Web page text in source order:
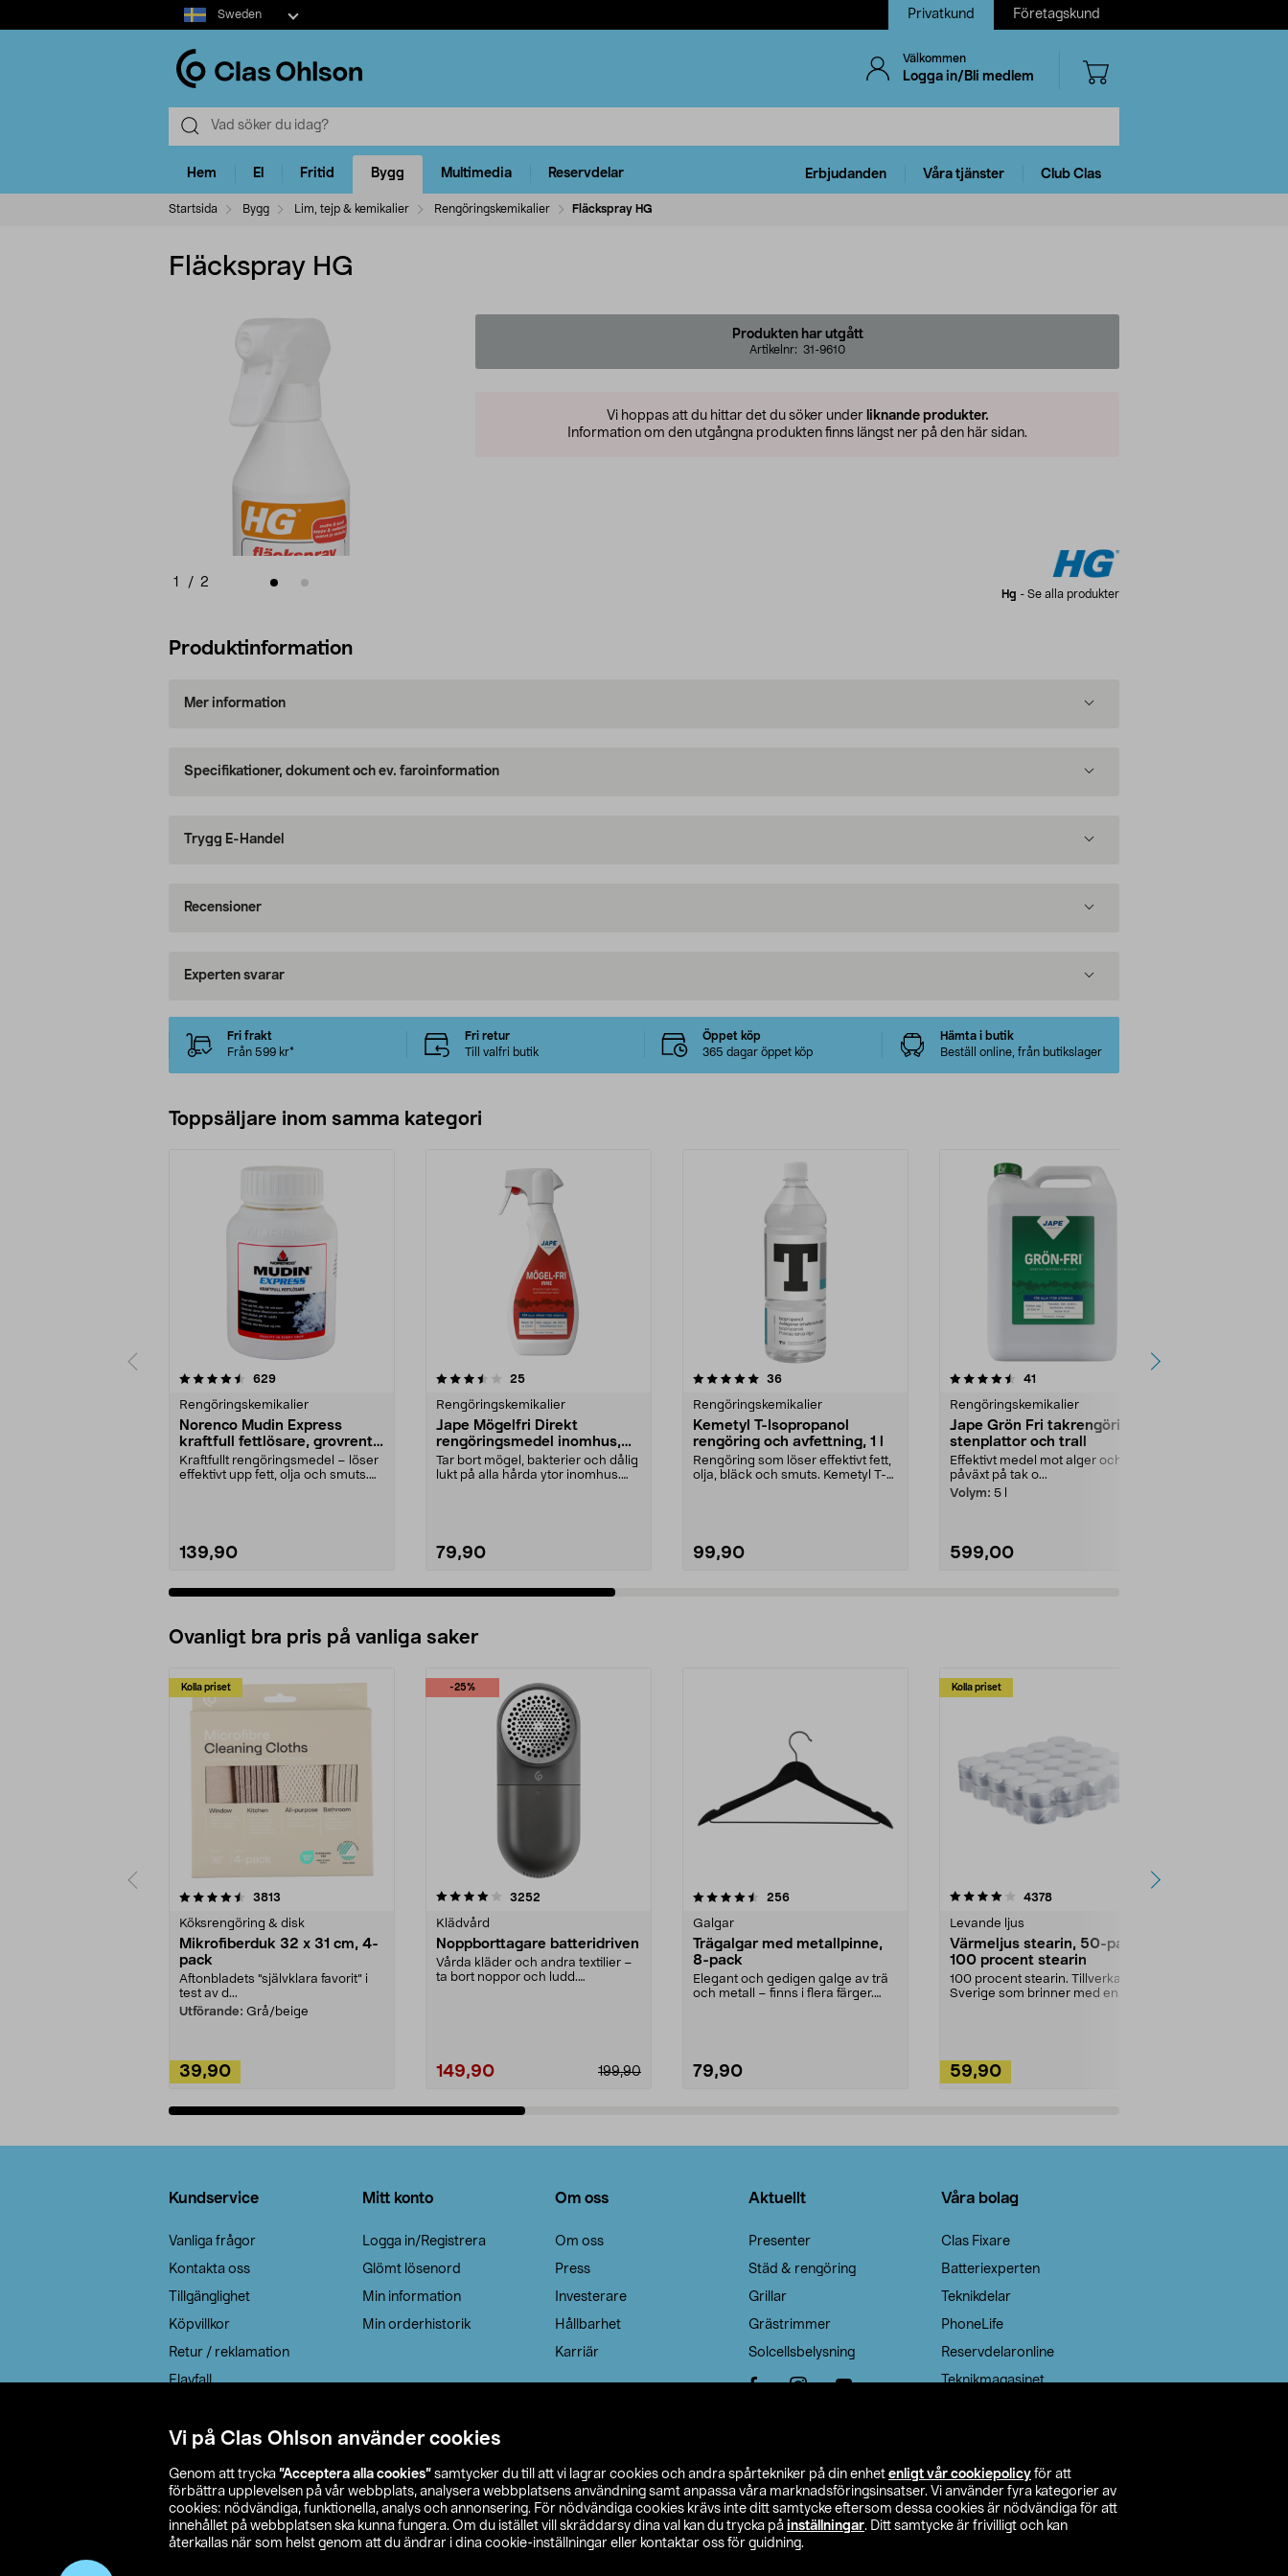
Vi på Clas Ohlson använder cookies
Genom att trycka ”Acceptera alla cookies” samtycker du till att vi lagrar cookies och andra spårtekniker på din enhet enligt vår cookiepolicy för att
förbättra upplevelsen på vår webbplats, analysera webbplatsens användning samt anpassa våra marknadsföringsinsatser. Vi använder fyra kategorier av
cookies: nödvändiga, funktionella, analys och annonsering. För nödvändiga cookies krävs inte ditt samtycke eftersom dessa cookies är nödvändiga för att
innehållet på webbplatsen ska kunna fungera. Om du istället vill skräddarsy dina val kan du trycka på inställningar. Ditt samtycke är frivilligt och kan
återkallas när som helst genom att du ändrar i dina cookie-inställningar eller kontaktar oss för guidning.
Select
market
Sweden Privatkund Företagskund
Välkommen
Logga in/Bli medlem
Hem El Fritid Bygg Multimedia Reservdelar Erbjudanden Våra tjänster Club Clas
Startsida Bygg Lim, tejp & kemikalier Rengöringskemikalier Fläckspray HG
Fläckspray HG
1 / 2
Produkten har utgått
Artikelnr: 31-9610
Vi hoppas att du hittar det du söker under liknande produkter.
Information om den utgångna produkten finns längst ner på den här sidan.
Hg - Se alla produkter
Produktinformation
Mer information
Specifikationer, dokument och ev. faroinformation
Trygg E-Handel
Recensioner
Experten svarar
Fri frakt
Från 599 kr*
Fri retur
Till valfri butik
Öppet köp
365 dagar öppet köp
Hämta i butik
Beställ online, från butikslager
Toppsäljare inom samma kategori
629recensioner
Rengöringskemikalier
Norenco Mudin Express
kraftfull fettlösare, grovrent,
500 ml
Kraftfullt rengöringsmedel – löser
effektivt upp fett, olja och smuts.
139,90
3.5 av 5 stjärnor 25recensioner
Rengöringskemikalier
Jape Mögelfri Direkt
rengöringsmedel inomhus,
0,5 liter
Tar bort mögel, bakterier och dålig
lukt på alla hårda ytor inomhus.
79,90
5.0 av 5 stjärnor 36recensioner
Rengöringskemikalier
Kemetyl T-Isopropanol
rengöring och avfettning, 1 l
Rengöring som löser effektivt fett,
olja, bläck och smuts. Kemetyl T-
99,90
4.5 av 5 stjärnor 41
Rengöringskemikalier
Jape Grön Fri takrengöring,
stenplattor och trall
Effektivt medel mot alger och
påväxt på tak o...
Volym: 5 l
599,00
3.5 av 5 stjärnor
Ovanligt bra pris på vanliga saker
Kolla priset
3813
Köksrengöring & disk
Mikrofiberduk 32 x 31 cm, 4-
pack
Aftonbladets "självklara favorit” i
test av d...
Utförande: Grå/beige
39,90
-25%
4.0av 5 stjärnor 3252
Klädvård
Noppborttagare batteridriven
Vårda kläder och andra textilier –
ta bort noppor och ludd.
199,90
149,90
4.5av 5 stjärnor 256recensioner
Galgar
Trägalgar med metallpinne,
8-pack
Elegant och gedigen galge av trä
och metall – finns i flera färger.
79,90
Kolla priset
4.0av 5 stjärnor 4378recensioner
Levande ljus
Värmeljus stearin, 50-pack,
100 procent stearin
100 procent stearin. Tillverkade i
Sverige som brinner med en
59,90
4.5av 5 stjärnor
Kundservice
Vanliga frågor
Kontakta oss
Tillgänglighet
Köpvillkor
Retur / reklamation
Elavfall
Leveransalternativ
Mitt konto
Logga in/Registrera
Glömt lösenord
Min information
Min orderhistorik
Om oss
Om oss
Press
Investerare
Hållbarhet
Karriär
Aktuellt
Presenter
Städ & rengöring
Grillar
Grästrimmer
Solcellsbelysning
Våra bolag
Clas Fixare
Batteriexperten
Teknikdelar
PhoneLife
Reservdelaronline
Teknikmagasinet